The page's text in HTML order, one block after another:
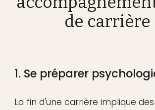
de carrière
1. Se préparer
La fin d'une carrière implique des